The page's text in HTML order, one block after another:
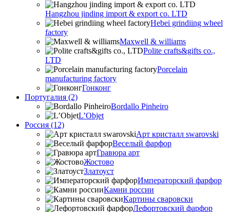
Hangzhou jinding import & export co. LTD
Hebei grindiing wheel
factory
Maxwell & williams
Polite crafts&gifts co.,
LTD
Porcelain
manufacturing factory
Гонконг
Португалия (2)
Bordallo Pinheiro
L’Objet
Россия (12)
Арт кристалл swarovski
Веселый фарфор
Гравюра арт
Жостово
Златоуст
Императорский фарфор
Камни россии
Картины сваровски
Лефортовский фарфор